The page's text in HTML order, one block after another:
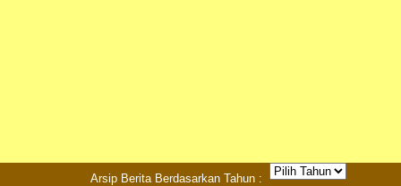
Arsip Berita Berdasarkan Tahun :